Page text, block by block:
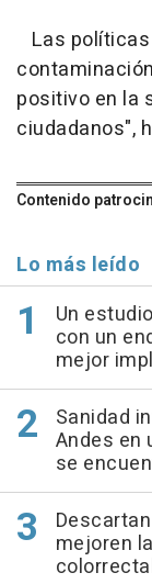
Las
positivo en la
ciudadanos",
Contenido
Lo más leído
Un
con un
mejor
Sanidad
Andes en
se
mejoren